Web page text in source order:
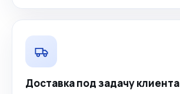
Доставка под задачу клиента